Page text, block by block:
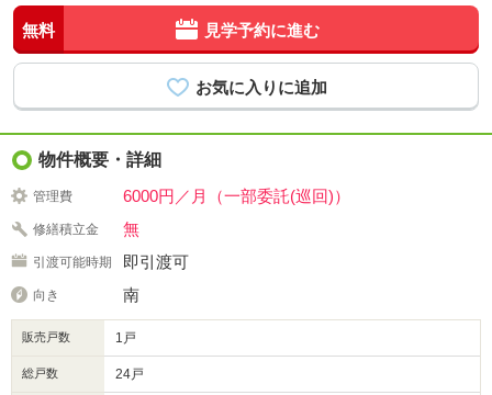
無料 見学予約に進む
物件概要・詳細
管理費 6000円／月（一部委託(巡回)）
修繕積立金 無
引渡可能時期 即引渡可
向き 南
販売戸数 1戸
総戸数 24戸